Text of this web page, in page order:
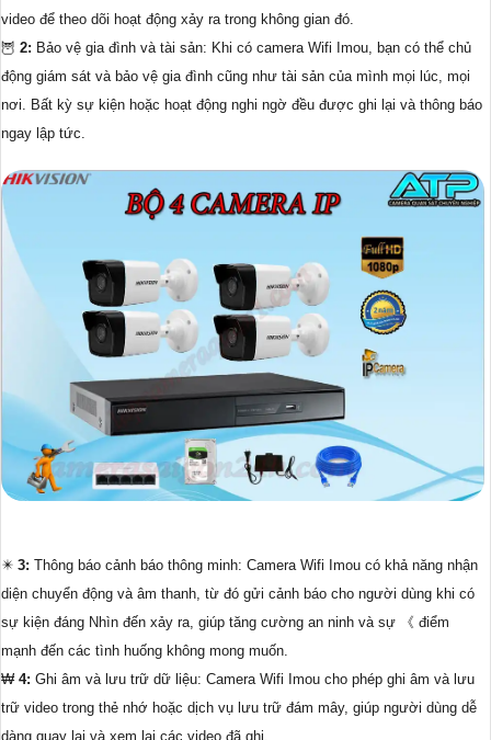
video để theo dõi hoạt động xảy ra trong không gian đó.
🦉 2: Bảo vệ gia đình và tài sản: Khi có camera Wifi Imou, bạn có thể chủ
động giám sát và bảo vệ gia đình cũng như tài sản của mình mọi lúc, mọi
nơi. Bất kỳ sự kiện hoặc hoạt động nghi ngờ đều được ghi lại và thông báo
ngay lập tức.
✴️ 3: Thông báo cảnh báo thông minh: Camera Wifi Imou có khả năng nhận
diện chuyển động và âm thanh, từ đó gửi cảnh báo cho người dùng khi có
sự kiện đáng Nhìn đến xảy ra, giúp tăng cường an ninh và sự 《 điểm
mạnh đến các tình huống không mong muốn.
₩ 4: Ghi âm và lưu trữ dữ liệu: Camera Wifi Imou cho phép ghi âm và lưu
trữ video trong thẻ nhớ hoặc dịch vụ lưu trữ đám mây, giúp người dùng dễ
dàng quay lại và xem lại các video đã ghi.